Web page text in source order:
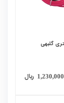
1,230,000 ریال